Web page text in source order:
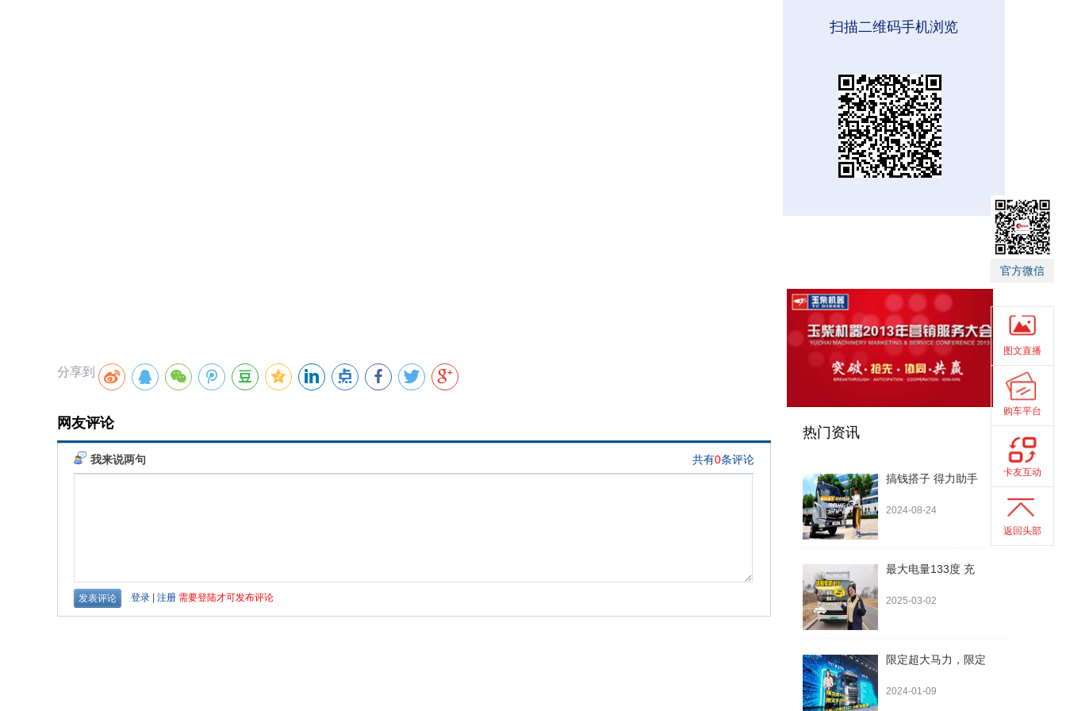
分享到
网友评论
扫描二维码手机浏览
热门资讯
搞钱搭子 得力助手
2024-08-24
最大电量133度 充
2025-03-02
限定超大马力，限定
2024-01-09
官方微信
图文直播
购车平台
卡友互动
返回头部